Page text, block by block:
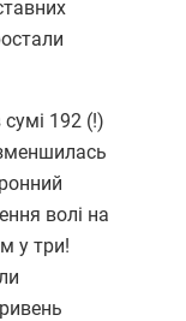
192 (!)
волі на
у три!